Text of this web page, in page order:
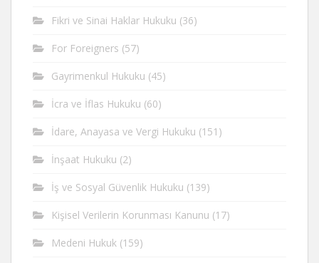
Fikri ve Sinai Haklar Hukuku (36)
For Foreigners (57)
Gayrimenkul Hukuku (45)
İcra ve İflas Hukuku (60)
İdare, Anayasa ve Vergi Hukuku (151)
İnşaat Hukuku (2)
İş ve Sosyal Güvenlik Hukuku (139)
Kişisel Verilerin Korunması Kanunu (17)
Medeni Hukuk (159)